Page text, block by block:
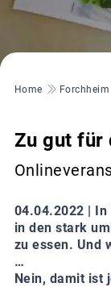
Pfadnavigation
Home Forchheim
Zu gut für
04.04.2022 | In
in den stark
zu essen. Und
…
Nein, damit ist